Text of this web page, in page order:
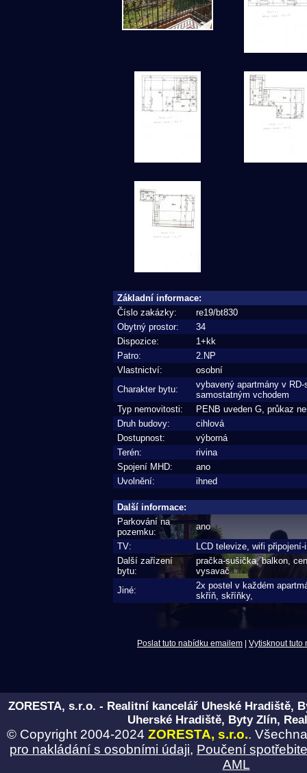
Základní informace:
Číslo zakázky:
re19/bt830
Obytný prostor:
34
Dispozice:
1+kk
Patro:
2.NP
Vlastnictví:
osobní
Charakter bytu:
vybavený apartmány v RD-
samostatným vchodem
Typ nemovitosti:
PENB uveden G, průkaz
Druh budovy:
cihlová
Dostupnost:
výborná
Terén:
rivina
Spojení MHD:
ano
Uvolnění:
ihned
Další informace:
Parkování na
pozemku:
ano
TV:
LCD televize, wifi připojení-
Další zařízení
bytu:
pračka-sušička, balkon,
vysavač
Jiné:
2x postel v každém
skříň, skříňky,
Poslat tuto nabídku emailem Vytisknout tuto
ZORESTA, s.r.o. - Realitní kancelář Uheské Hradiště,
Uherské Hradiště, Byty Zlín,
© Copyright 2004-2024 ZORESTA, s.r.o..
pro nakládání s osobními údaji, Poučení
AML